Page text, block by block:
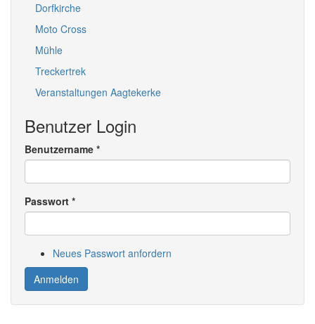
Dorfkirche
Moto Cross
Mühle
Treckertrek
Veranstaltungen Aagtekerke
Benutzer Login
Benutzername *
Passwort *
Neues Passwort anfordern
Anmelden